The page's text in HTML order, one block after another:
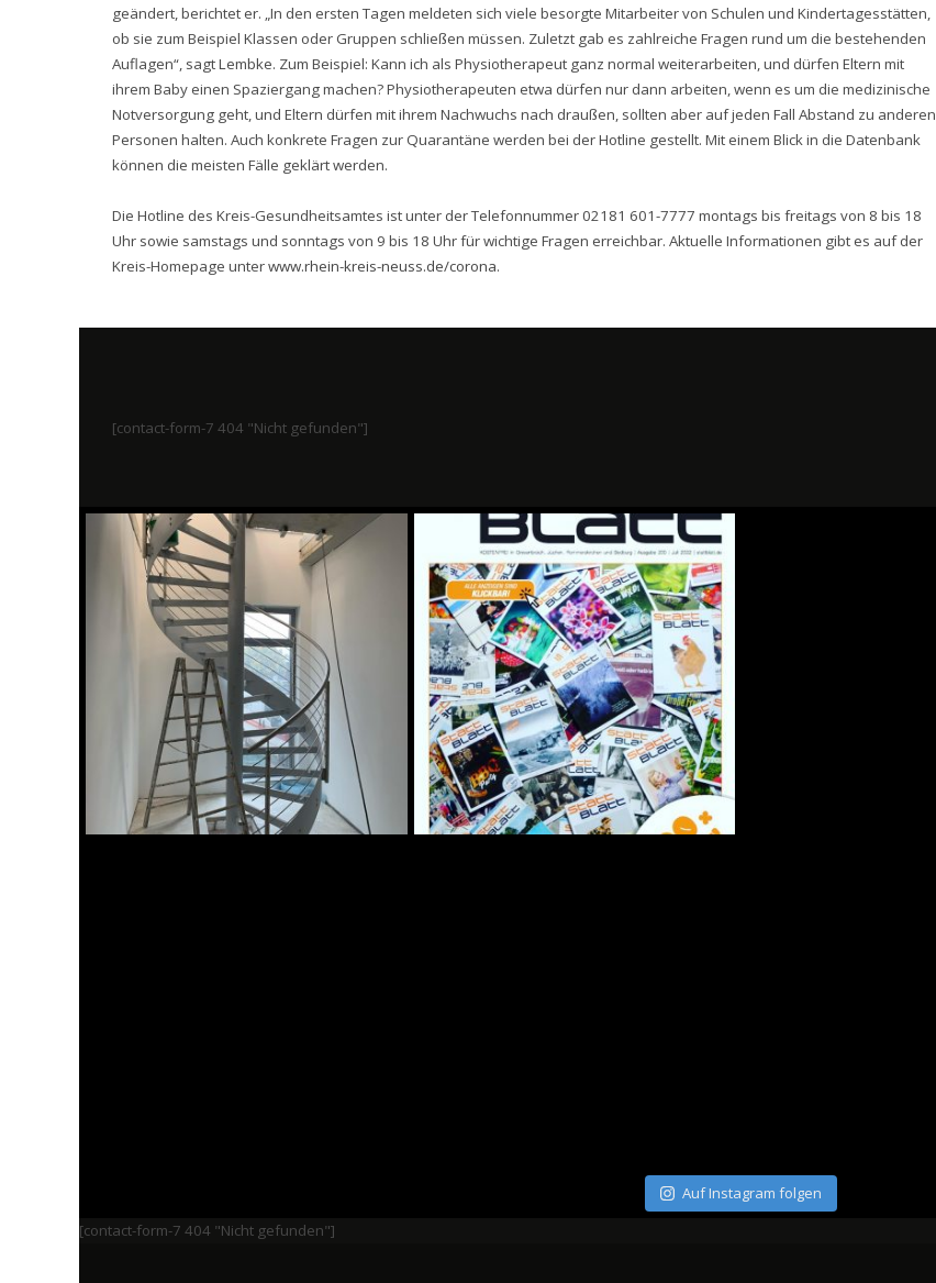
geändert, berichtet er. „In den ersten Tagen meldeten sich viele besorgte Mitarbeiter von Schulen und Kindertagesstätten,
ob sie zum Beispiel Klassen oder Gruppen schließen müssen. Zuletzt gab es zahlreiche Fragen rund um die bestehenden
Auflagen“, sagt Lembke. Zum Beispiel: Kann ich als Physiotherapeut ganz normal weiterarbeiten, und dürfen Eltern mit
ihrem Baby einen Spaziergang machen? Physiotherapeuten etwa dürfen nur dann arbeiten, wenn es um die medizinische
Notversorgung geht, und Eltern dürfen mit ihrem Nachwuchs nach draußen, sollten aber auf jeden Fall Abstand zu anderen
Personen halten. Auch konkrete Fragen zur Quarantäne werden bei der Hotline gestellt. Mit einem Blick in die Datenbank
können die meisten Fälle geklärt werden.
Die Hotline des Kreis-Gesundheitsamtes ist unter der Telefonnummer 02181 601-7777 montags bis freitags von 8 bis 18
Uhr sowie samstags und sonntags von 9 bis 18 Uhr für wichtige Fragen erreichbar. Aktuelle Informationen gibt es auf der
Kreis-Homepage unterwww.rhein-kreis-neuss.de/corona.
[contact-form-7 404 "Nicht gefunden"]
Auf Instagram folgen
[contact-form-7 404 "Nicht gefunden"]